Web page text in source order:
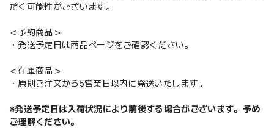
だく可能性がございます。
＜予約商品＞
・発送予定日は商品ページをご確認ください。
＜在庫商品＞
・原則ご注文から5営業日以内に発送いたします。
※発送予定日は入荷状況により前後する場合がございます。予め
ご理解ください。